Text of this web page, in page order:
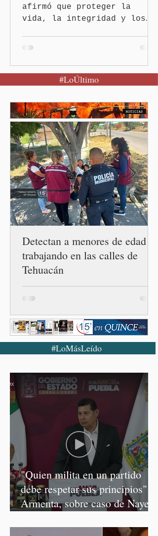
afirmó que proteger la
vida, la integridad y los
Puebla, Pue.-Cuando una
mujer encuentra un lugar
también recupera la
esperanza de vivir sin
miedo. Con esa visión, el
gobernador Alejandro
Armenta Mier inauguró el
Centro LIBRE (Libertad,
Igualdad, Bienestar, Redes,
Emancipación) número 62 y
la Casa Carmen Serdán
número 25 en el estado, la
cuarta en la c
#LoÚltimo
Detectan a menores de edad
trabajando en las calles de
Tehuacán
#LoMásLeído
"Quien milita en un partido
debe respetar sus principios":
Armenta, sobre caso de Nayeli